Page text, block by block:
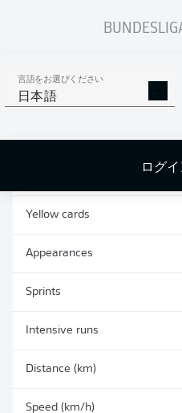
言語をお選びください
日本語
ログ
統計 シーズ
Yellow cards
Appearances
Sprints
Intensive runs
Distance (km)
Speed (km/h)